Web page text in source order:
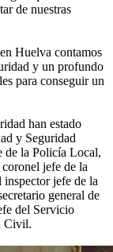
de nuestras
Huelva contamos
y un profundo
para conseguir un
han estado
y Seguridad
de la Policía Local,
jefe de la
jefe de la
general de
del Servicio
Civil.